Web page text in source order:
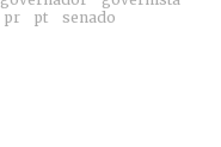
pr pt
senado